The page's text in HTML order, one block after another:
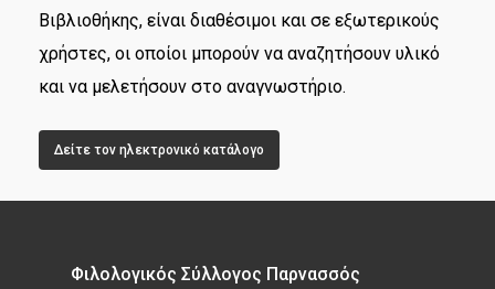
Βιβλιοθήκης, είναι διαθέσιμοι και σε εξωτερικούς
χρήστες, οι οποίοι μπορούν να αναζητήσουν υλικό
και να μελετήσουν στο αναγνωστήριο.
Δείτε τον ηλεκτρονικό κατάλογο
Φιλολογικός Σύλλογος Παρνασσός